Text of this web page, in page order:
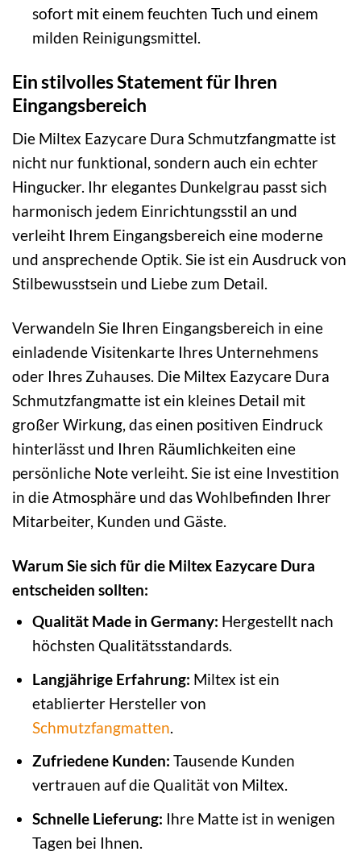
sofort mit einem feuchten Tuch und einem
milden Reinigungsmittel.
Ein stilvolles Statement für Ihren
Eingangsbereich
Die Miltex Eazycare Dura Schmutzfangmatte ist
nicht nur funktional, sondern auch ein echter
Hingucker. Ihr elegantes Dunkelgrau passt sich
harmonisch jedem Einrichtungsstil an und
verleiht Ihrem Eingangsbereich eine moderne
und ansprechende Optik. Sie ist ein Ausdruck von
Stilbewusstsein und Liebe zum Detail.
Verwandeln Sie Ihren Eingangsbereich in eine
einladende Visitenkarte Ihres Unternehmens
oder Ihres Zuhauses. Die Miltex Eazycare Dura
Schmutzfangmatte ist ein kleines Detail mit
großer Wirkung, das einen positiven Eindruck
hinterlässt und Ihren Räumlichkeiten eine
persönliche Note verleiht. Sie ist eine Investition
in die Atmosphäre und das Wohlbefinden Ihrer
Mitarbeiter, Kunden und Gäste.
Warum Sie sich für die Miltex Eazycare Dura
entscheiden sollten:
Qualität Made in Germany: Hergestellt nach
höchsten Qualitätsstandards.
Langjährige Erfahrung: Miltex ist ein
etablierter Hersteller von
Schmutzfangmatten.
Zufriedene Kunden: Tausende Kunden
vertrauen auf die Qualität von Miltex.
Schnelle Lieferung: Ihre Matte ist in wenigen
Tagen bei Ihnen.